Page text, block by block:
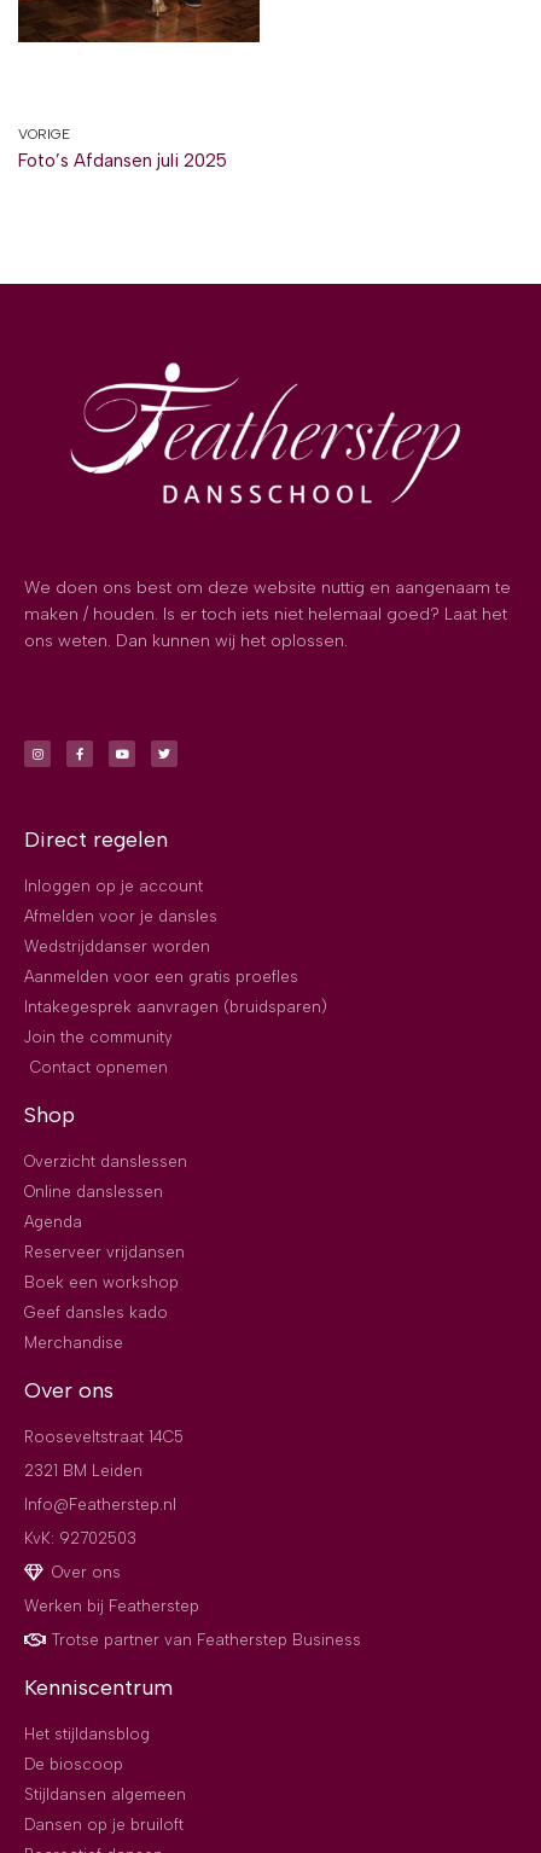
VORIGE
Foto’s Afdansen juli 2025
We doen ons best om deze website nuttig en aangenaam te
maken / houden. Is er toch iets niet helemaal goed? Laat het
ons weten. Dan kunnen wij het oplossen.
Direct regelen
Inloggen op je account
Afmelden voor je dansles
Wedstrijddanser worden
Aanmelden voor een gratis proefles
Intakegesprek aanvragen (bruidsparen)
Join the community
Contact opnemen
Shop
Overzicht danslessen
Online danslessen
Agenda
Reserveer vrijdansen
Boek een workshop
Geef dansles kado
Merchandise
Over ons
Rooseveltstraat 14C5
2321 BM Leiden
Info@Featherstep.nl
KvK: 92702503
Over ons
Werken bij Featherstep
Trotse partner van Featherstep Business
Kenniscentrum
Het stijldansblog
De bioscoop
Stijldansen algemeen
Dansen op je bruiloft